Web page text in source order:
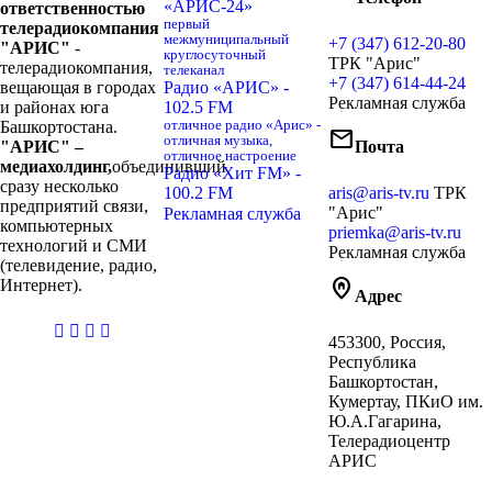
ответственностью
телерадиокомпания
"АРИС" -
телерадиокомпания,
вещающая в городах
и районах юга
Башкортостана.
"АРИС" –
медиахолдинг,объединивший
сразу несколько
предприятий связи,
компьютерных
технологий и СМИ
(телевидение, радио,
Интернет).
casibom
«АРИС-24»
первый
межмуниципальный
круглосуточный
телеканал
Радио «АРИС» -
102.5 FM
отличное радио «Арис» -
отличная музыка,
отличное настроение
Радио «Хит FM» -
100.2 FM
Рекламная служба
+7 (347) 612-20-80
ТРК "Арис"
+7 (347) 614-44-24
Рекламная служба
mailПочта
aris@aris-tv.ru ТРК
"Арис"
priemka@aris-tv.ru
Рекламная служба
home_pin Адрес
453300, Россия,
Республика
Башкортостан,
Кумертау, ПКиО им.
Ю.А.Гагарина,
Телерадиоцентр
АРИС